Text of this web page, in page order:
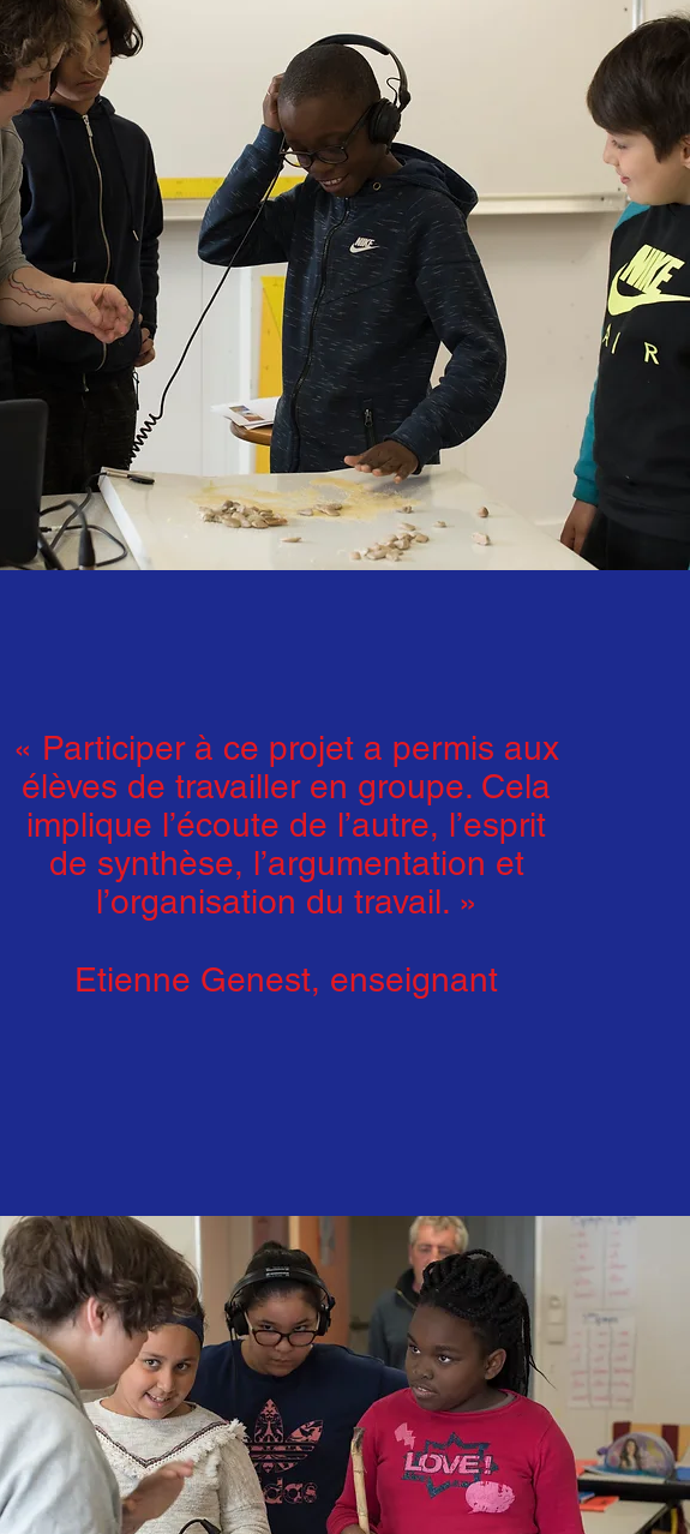
« Participer à ce projet a permis aux
élèves de travailler en groupe. Cela
implique l’écoute de l’autre, l’esprit
de synthèse, l’argumentation et
l’organisation du travail. »
Etienne Genest, enseignant